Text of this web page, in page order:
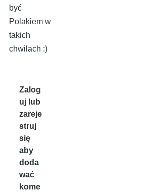
być
Polakiem w
takich
chwilach :)
Zalog
uj lub
zareje
struj
się
aby
doda
wać
kome